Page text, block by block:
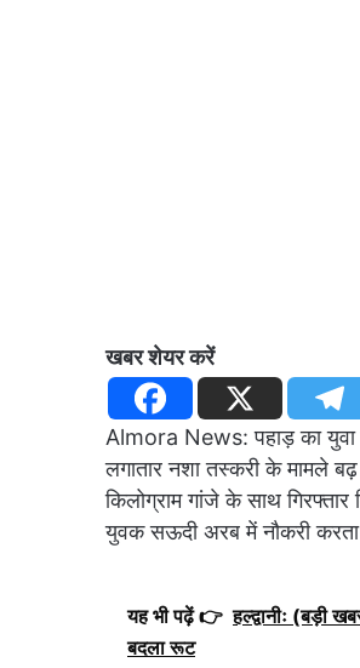
खबर शेयर करें
Almora News: पहाड़ का
लगातार नशा तस्करी के मामले
किलोग्राम गांजे के साथ
युवक सऊदी अरब में नौकरी
यह भी पढ़ें 👉 हल्द्वानीः (बड़ी
बदला रूट